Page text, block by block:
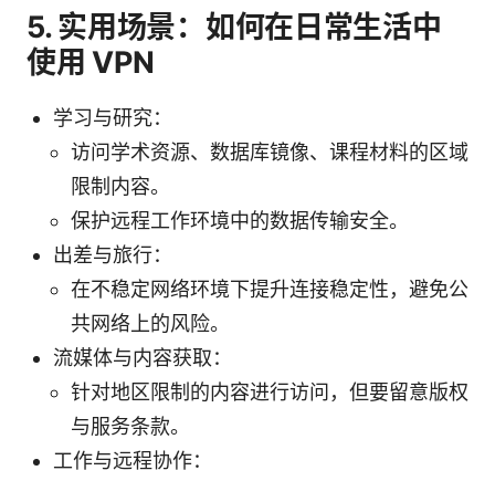
5. 实用场景：如何在日常生活中
使用 VPN
学习与研究：
访问学术资源、数据库镜像、课程材料的区域
限制内容。
保护远程工作环境中的数据传输安全。
出差与旅行：
在不稳定网络环境下提升连接稳定性，避免公
共网络上的风险。
流媒体与内容获取：
针对地区限制的内容进行访问，但要留意版权
与服务条款。
工作与远程协作：